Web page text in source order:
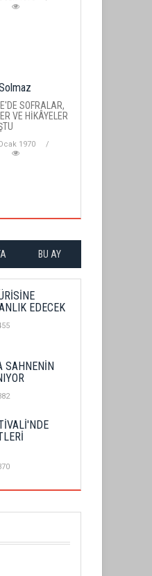
SOFRALAR,
VE HİKÂYELER
1970
BU AY
EDECEK
SAHNENİN